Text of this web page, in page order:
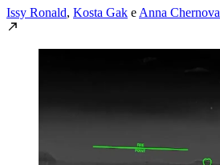
Issy Ronald, Kosta Gak e Anna Chernova